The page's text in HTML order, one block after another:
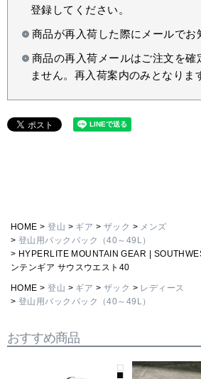
登録してください。
商品が再入荷した際にメールでお
商品の再入荷メールはご注文を確
ません。再入荷案内のみとなりま
HOME 登山 ギア ザック
メンズ
登山用バックパック（40～49L）
HYPERLITE MOUNTAIN GEAR |
ンテンギア サウスウエスト40
HOME 登山 ギア ザック
レディース
登山用バックパック（40～49L）
おすすめ商品